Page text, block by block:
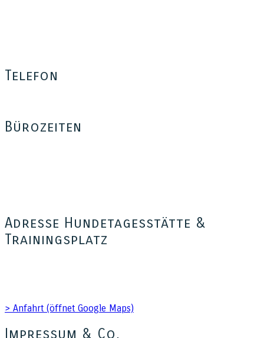
Telefon
Bürozeiten
Adresse Hundetagesstätte &
Trainingsplatz
> Anfahrt (öffnet Google Maps)
Impressum & Co.